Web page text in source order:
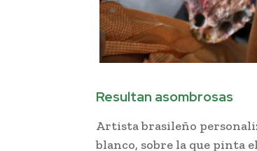
Resultan asombrosas
Artista brasileño
blanco, sobre la que pinta